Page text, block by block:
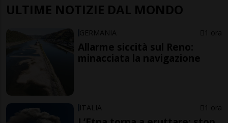
ULTIME NOTIZIE DAL MONDO
GERMANIA 1 ora
Allarme siccità sul Reno:
minacciata la navigazione
ITALIA 1 ora